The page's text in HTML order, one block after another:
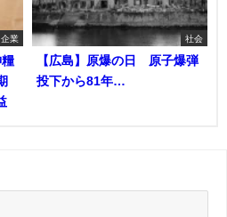
企業
糧
社会
【広島】原爆の日 原子爆弾
投下から81年…